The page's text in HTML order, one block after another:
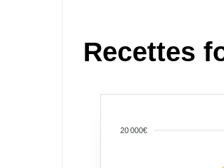
Recettes
20 000€